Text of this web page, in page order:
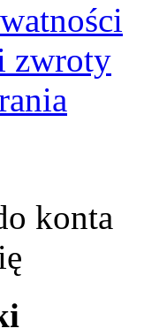
zwroty
konta